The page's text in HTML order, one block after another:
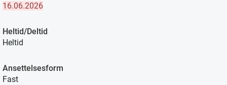
16.06.2026
Heltid/Deltid
Heltid
Ansettelsesform
Fast